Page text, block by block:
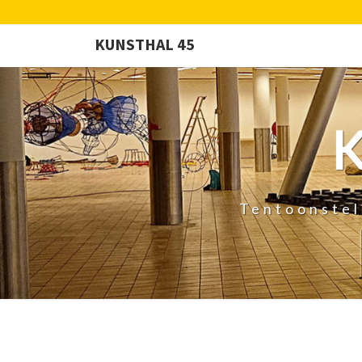
KUNSTHAL 45